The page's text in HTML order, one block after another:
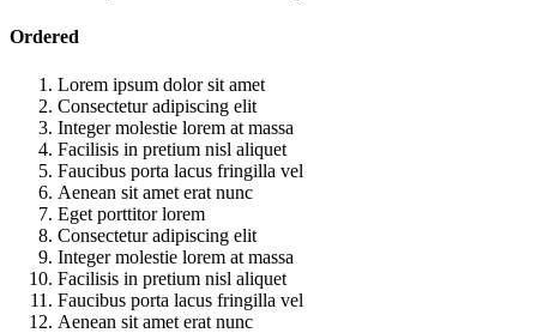
Ordered
Lorem ipsum dolor sit amet
Consectetur adipiscing elit
Integer molestie lorem at massa
Facilisis in pretium nisl aliquet
Faucibus porta lacus fringilla vel
Aenean sit amet erat nunc
Eget porttitor lorem
Consectetur adipiscing elit
Integer molestie lorem at massa
Facilisis in pretium nisl aliquet
Faucibus porta lacus fringilla vel
Aenean sit amet erat nunc